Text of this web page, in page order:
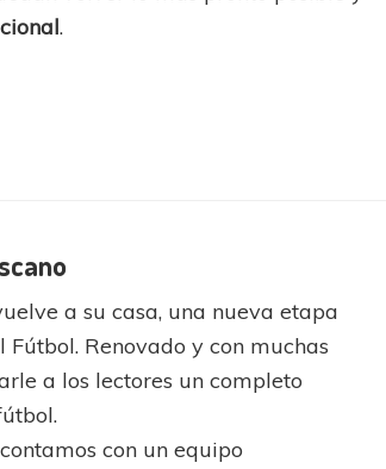
.
a su casa, una nueva etapa
Fútbol. Renovado y con muchas
a los lectores un completo
con un equipo